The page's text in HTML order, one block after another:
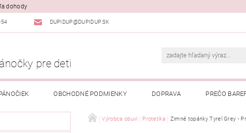
dohody
DUPIDUP@DUPIDUP.SK
pre deti
OBCHODNÉ PODMIENKY DOPRAVA PREČO
ÚDAJOV REKLAMAČNÝ PORIADOK PREČO NAKUPOVAŤ U
Výrobca obuvi Protetika Zimné topánky Tyrel Grey -